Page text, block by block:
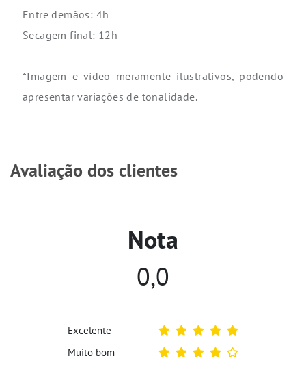
Entre demãos: 4h
Secagem final: 12h
*Imagem e vídeo meramente ilustrativos, podendo
apresentar variações de tonalidade.
Avaliação dos clientes
Nota
0,0
Excelente
Muito bom